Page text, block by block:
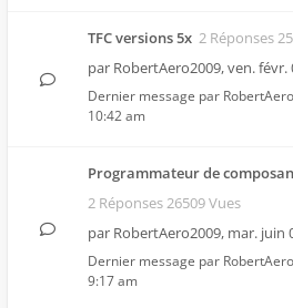
TFC versions 5x 2 Réponses
par RobertAero2009,ven. févr.
Dernier message par
10:42 am
Programmateur de
2 Réponses 26509 Vues
par RobertAero2009, mar. juin
Dernier message par
9:17 am